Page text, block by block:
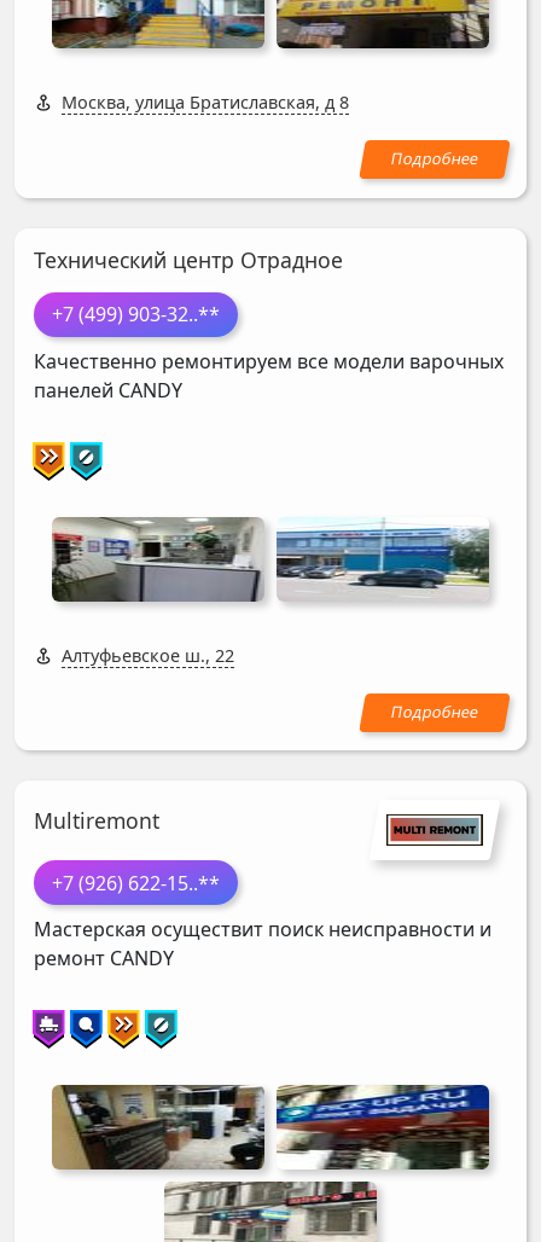
Москва, улица Братиславская, д 8
Технический центр Отрадное
+7 (499) 903-32..**
Качественно ремонтируем все модели варочных
панелей CANDY
Алтуфьевское ш., 22
Multiremont
+7 (926) 622-15..**
Мастерская осуществит поиск неисправности и
ремонт CANDY